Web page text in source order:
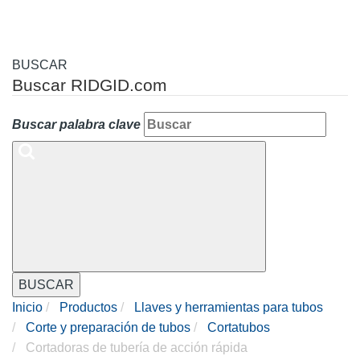
BUSCAR
Buscar RIDGID.com
Buscar palabra clave
BUSCAR
Inicio
Productos
Llaves y herramientas para tubos
Corte y preparación de tubos
Cortatubos
Cortadoras de tubería de acción rápida